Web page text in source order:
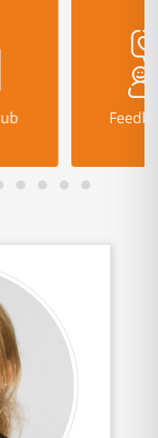
Feedbackkultur